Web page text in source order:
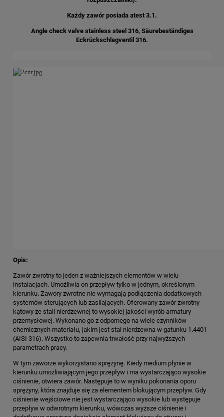
Każdy zawór posiada atest 3.1.
Angle check valve stainless steel 316, Säurebeständiges
Eckrückschlagventil 316.
Opis:
Zawór zwrotny to jeden z ważniejszych elementów w wielu
instalacjach. Umożliwia on przepływ tylko w jednym, określonym
kierunku. Zawory zwrotne nie wymagają podłączenia dodatkowych
systemów sterujących lub zasilających. Oferowany zawór zwrotny
kątowy ze stali nierdzewnej to wysokiej jakości wyrób armatury
przemysłowej. Wykonano go z odpornego na wiele czynników
chemicznych materiału, jakim jest stal nierdzewna w gatunku 1.4401
(AISI 316). Wszystko to zapewnia trwałość przy najwyższych
parametrach pracy.
W tym zaworze wykorzystano sprężynę. Kiedy medium płynie w
kierunku umożliwiającym jego przepływ i ma wystarczająco wysokie
ciśnienie, otwiera zawór. Następuje to w wyniku pokonania oporu
sprężyny, która znajduje się za elementem blokującym przepływ. Gdy
ciśnienie wejściowe nie jest wystarczająco wysokie lub występuje
przepływ w odwrotnym kierunku, wówczas wyższe ciśnienie i